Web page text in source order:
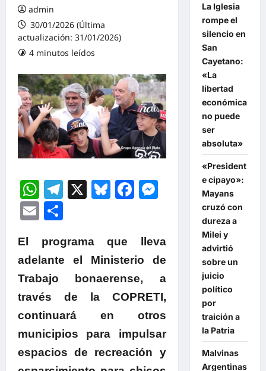
admin
30/01/2026 (Última
actualización: 31/01/2026)
4 minutos leídos
WhatsApp
Telegram
X Bluesky
Facebook
Messenger
Email
El programa que lleva
adelante el Ministerio de
Trabajo bonaerense, a
través de la COPRETI,
continuará en otros
municipios para impulsar
espacios de recreación y
La Iglesia
rompe el
silencio en
San
Cayetano:
«La
libertad
económica
no puede
ser
absoluta»
«President
e cipayo»:
Mayans
cruzó con
dureza a
Milei y
advirtió
sobre un
juicio
político
por
traición a
la Patria
Malvinas
Argentinas